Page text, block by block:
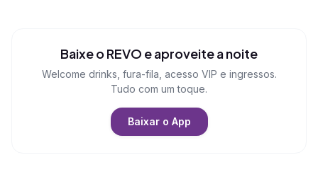
Baixe o REVO e aproveite a noite
Welcome drinks, fura-fila, acesso VIP e ingressos.
Tudo com um toque.
Baixar o App